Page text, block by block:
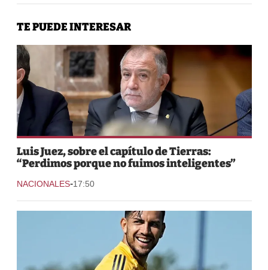
TE PUEDE INTERESAR
Luis Juez, sobre el capítulo de Tierras:
“Perdimos porque no fuimos inteligentes”
NACIONALES-17:50